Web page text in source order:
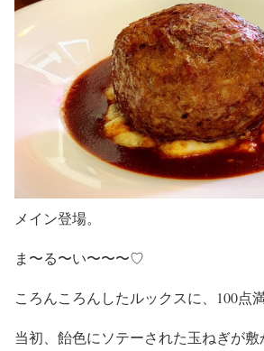
メイン登場。
ま〜る〜い〜〜〜♡
ころんころんしたルックスに、100点
当初、飴色にソテーされた玉ねぎが